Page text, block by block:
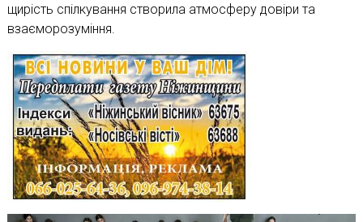
щирість спілкування створила атмосферу довіри та
взаєморозуміння.